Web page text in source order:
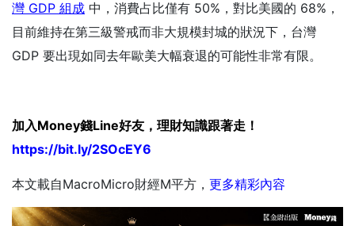
灣 GDP 組成 中，消費占比僅有 50%，對比美國的 68%，
目前維持在第三級警戒而非大規模封城的狀況下，台灣
GDP 要出現如同去年歐美大幅衰退的可能性非常有限。
加入Money錢Line好友，理財知識跟著走！
https://bit.ly/2SOcEY6
本文載自MacroMicro財經M平方， 更多精彩內容